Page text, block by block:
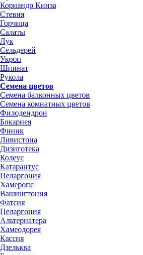
Кориандр Кинза
Стевия
Горчица
Салаты
Лук
Сельдерей
Укроп
Шпинат
Рукола
Семена цветов
Семена балконных цветов
Семена комнатных цветов
Филодендрон
Бокарнея
Финик
Ливистона
Дизиготека
Колеус
Катарантус
Пеларгония
Хамеропс
Вашингтония
Фатсия
Пеларгония
Альтернатера
Хамеодорея
Кассия
Дзельква